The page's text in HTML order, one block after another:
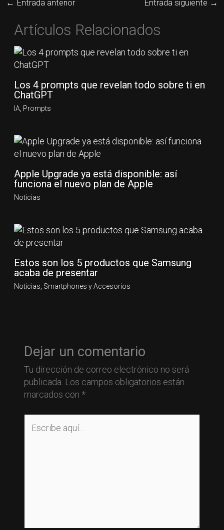
← Entrada anterior Entrada siguiente →
Artículos Relacionados
Los 4 prompts que revelan todo sobre ti en
ChatGPT
IA Prompts
Apple Upgrade ya está disponible: así
funciona el nuevo plan de Apple
Noticias
Estos son los 5 productos que Samsung
acaba de presentar
Noticias Smartphones y Accesorios
Dejar un comentario
Tu dirección de correo electrónico no será
publicada. Los campos obligatorios están
marcados con *
aquí...